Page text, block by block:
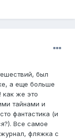
был
а еще больше
как же это
тайнами и
фантастика (и
Все самое
фляжка с